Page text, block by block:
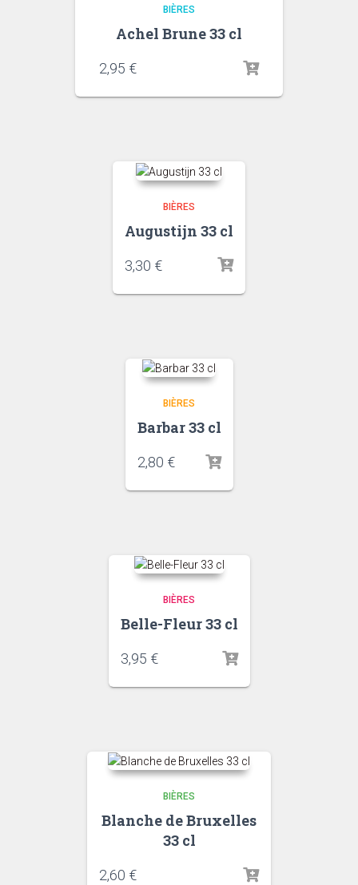
BIÈRES
Achel Brune 33 cl
2,95 €
BIÈRES
Augustijn 33 cl
3,30 €
BIÈRES
Barbar 33 cl
2,80 €
BIÈRES
Belle-Fleur 33 cl
3,95 €
BIÈRES
Blanche de Bruxelles
33 cl
2,60 €